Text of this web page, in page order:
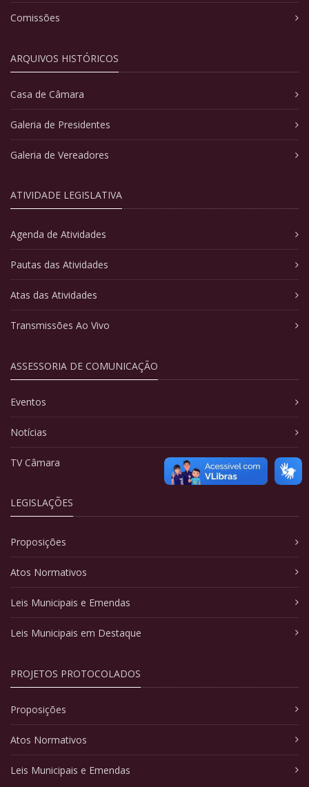
Comissões
ARQUIVOS HISTÓRICOS
Casa de Câmara
Galeria de Presidentes
Galeria de Vereadores
ATIVIDADE LEGISLATIVA
Agenda de Atividades
Pautas das Atividades
Atas das Atividades
Transmissões Ao Vivo
ASSESSORIA DE COMUNICAÇÃO
Eventos
Notícias
TV Câmara
LEGISLAÇÕES
Proposições
Atos Normativos
Leis Municipais e Emendas
Leis Municipais em Destaque
PROJETOS PROTOCOLADOS
Proposições
Atos Normativos
Leis Municipais e Emendas